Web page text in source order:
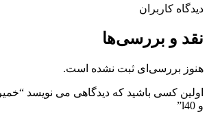
دیدگاه کاربران
نقد و بررسی‌ها
هنوز بررسی‌ای ثبت نشده است.
و l40”